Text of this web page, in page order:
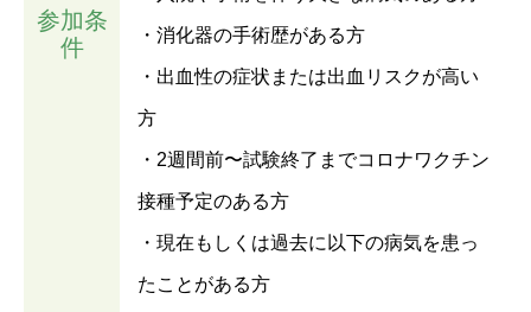
参加条
件
・消化器の手術歴がある方
・出血性の症状または出血リスクが高い
方
・2週間前〜試験終了までコロナワクチン
接種予定のある方
・現在もしくは過去に以下の病気を患っ
たことがある方